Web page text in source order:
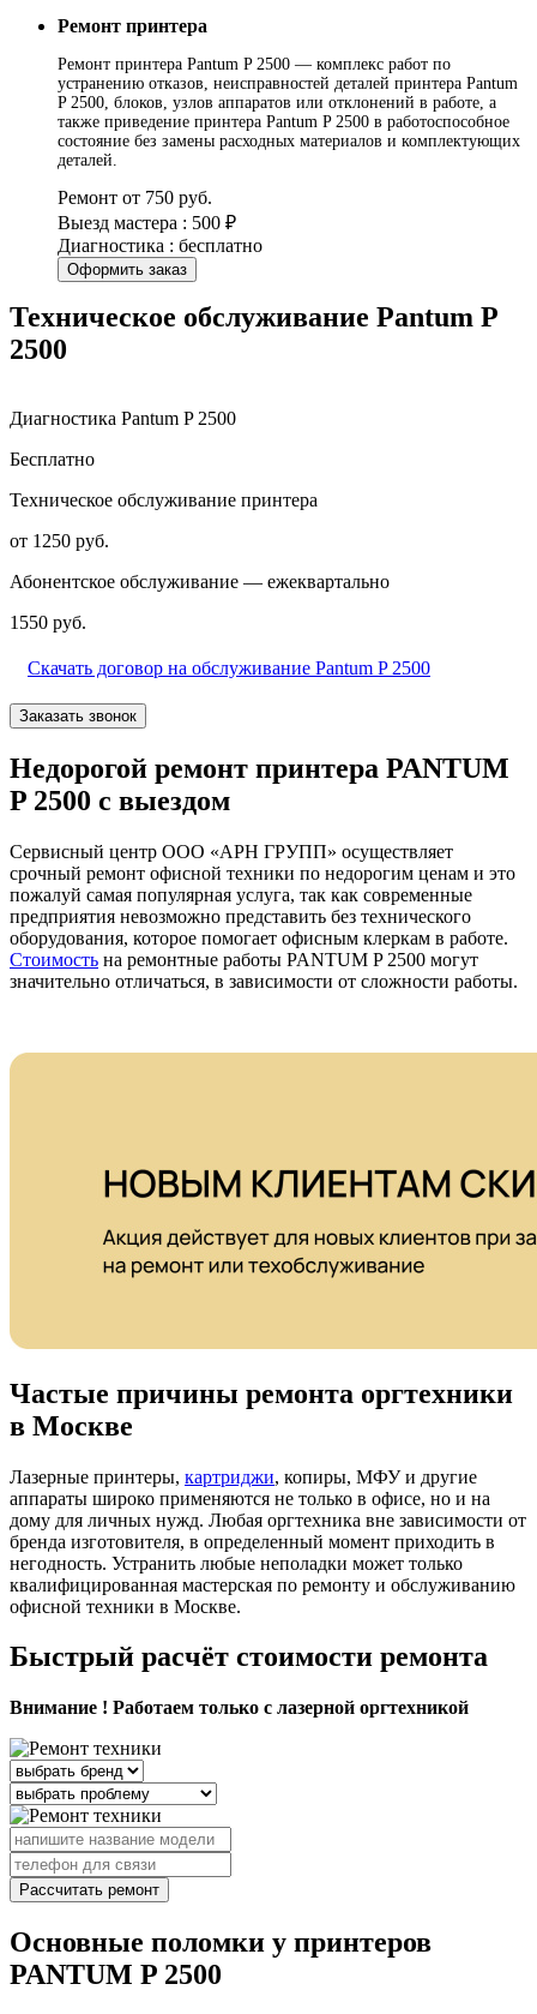
Ремонт принтера
Ремонт принтера Pantum P 2500 — комплекс работ по
устранению отказов, неисправностей деталей принтера Pantum
P 2500, блоков, узлов аппаратов или отклонений в работе, а
также приведение принтера Pantum P 2500 в работоспособное
состояние без замены расходных материалов и комплектующих
деталей.
Ремонт от 750 руб.
Выезд мастера : 500 ₽
Диагностика : бесплатно
Оформить заказ
Техническое обслуживание Pantum P
2500
Диагностика Pantum P 2500
Бесплатно
Техническое обслуживание принтера
от 1250 руб.
Абонентское обслуживание — ежеквартально
1550 руб.
Скачать договор на обслуживание Pantum P 2500
Заказать звонок
Недорогой ремонт принтера PANTUM
P 2500 с выездом
Сервисный центр ООО «АРН ГРУПП» осуществляет
срочный ремонт офисной техники по недорогим ценам и это
пожалуй самая популярная услуга, так как современные
предприятия невозможно представить без технического
оборудования, которое помогает офисным клеркам в работе.
Стоимость на ремонтные работы PANTUM P 2500 могут
значительно отличаться, в зависимости от сложности работы.
Частые причины ремонта оргтехники
в Москве
Лазерные принтеры, картриджи, копиры, МФУ и другие
аппараты широко применяются не только в офисе, но и на
дому для личных нужд. Любая оргтехника вне зависимости от
бренда изготовителя, в определенный момент приходить в
негодность. Устранить любые неполадки может только
квалифицированная мастерская по ремонту и обслуживанию
офисной техники в Москве.
Быстрый расчёт стоимости ремонта
Внимание ! Работаем только с лазерной оргтехникой
Рассчитать ремонт
Основные поломки у принтеров
PANTUM P 2500